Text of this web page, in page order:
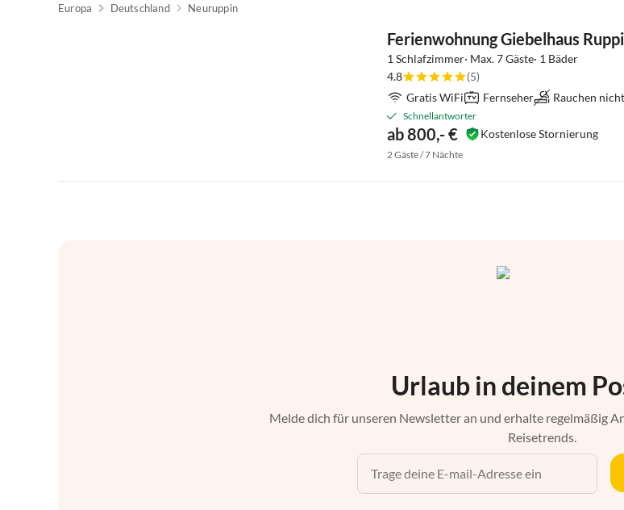
Europa Deutschland Neuruppin
Ferienwohnung Giebelhaus
1 Schlafzimmer· Max. 7 Gäste· 1 Bäder
4.8
(5)
Gratis WiFi
Fernseher Rauchen
Schnellantworter
ab 800,- € Kostenlose Stornierung
2 Gäste / 7 Nächte
Urlaub in deinem
Melde dich für unseren Newsletter an und erhalte regelmäßig
Reisetrends.